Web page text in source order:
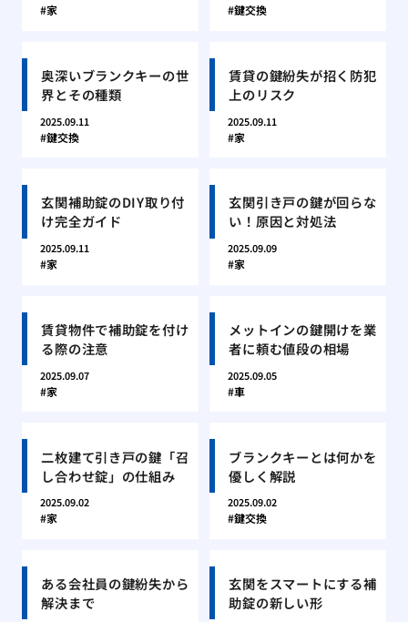
家 鍵交換
奥深いブランクキーの世
界とその種類
2025.09.11
鍵交換
賃貸の鍵紛失が招く防犯
上のリスク
2025.09.11
家
玄関補助錠のDIY取り付
け完全ガイド
2025.09.11
家
玄関引き戸の鍵が回らな
い！原因と対処法
2025.09.09
家
賃貸物件で補助錠を付け
る際の注意
2025.09.07
家
メットインの鍵開けを業
者に頼む値段の相場
2025.09.05
車
二枚建て引き戸の鍵「召
し合わせ錠」の仕組み
2025.09.02
家
ブランクキーとは何かを
優しく解説
2025.09.02
鍵交換
ある会社員の鍵紛失から
解決まで
玄関をスマートにする補
助錠の新しい形